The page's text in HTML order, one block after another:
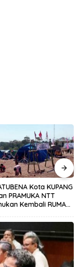
Kota KUPANG
PRAMUKA NTT
Kembali RUMAH